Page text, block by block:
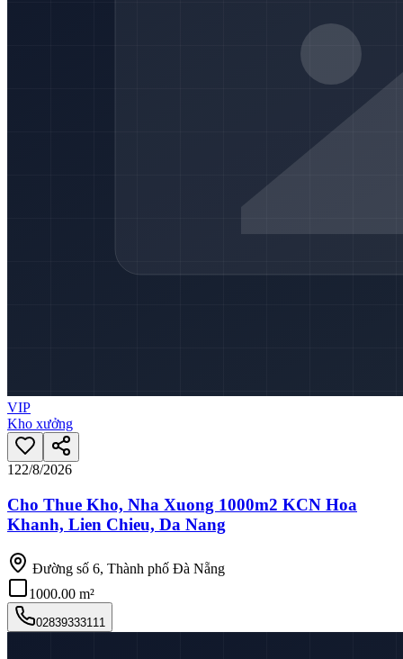
VIP
Kho xưởng
122/8/2026
Cho Thue Kho, Nha Xuong 1000m2 KCN Hoa
Khanh, Lien Chieu, Da Nang
Đường số 6, Thành phố Đà Nẵng
1000.00 m²
02839333111